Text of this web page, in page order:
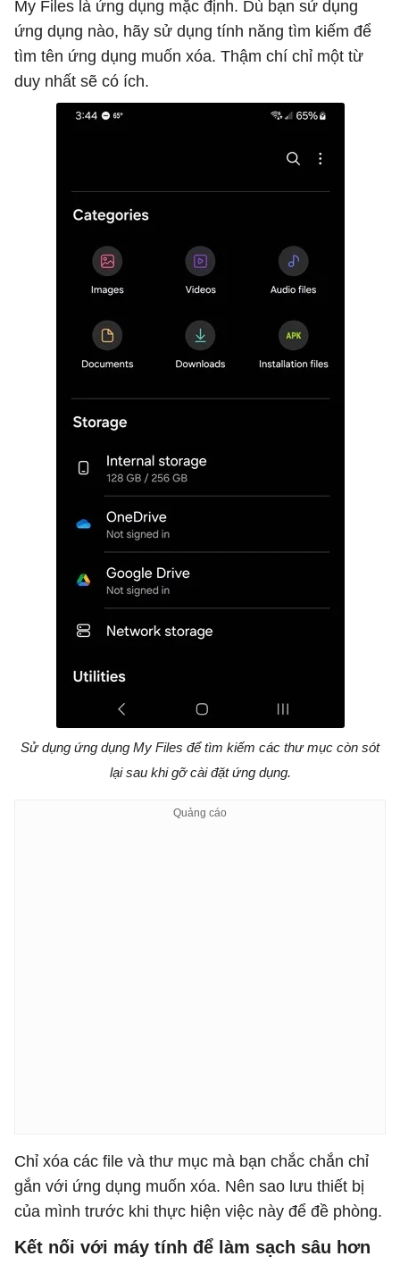
My Files là ứng dụng mặc định. Dù bạn sử dụng
ứng dụng nào, hãy sử dụng tính năng tìm kiếm để
tìm tên ứng dụng muốn xóa. Thậm chí chỉ một từ
duy nhất sẽ có ích.
Sử dụng ứng dụng My Files để tìm kiếm các thư mục còn sót
lại sau khi gỡ cài đặt ứng dụng.
Chỉ xóa các file và thư mục mà bạn chắc chắn chỉ
gắn với ứng dụng muốn xóa. Nên sao lưu thiết bị
của mình trước khi thực hiện việc này để đề phòng.
Kết nối với máy tính để làm sạch sâu hơn